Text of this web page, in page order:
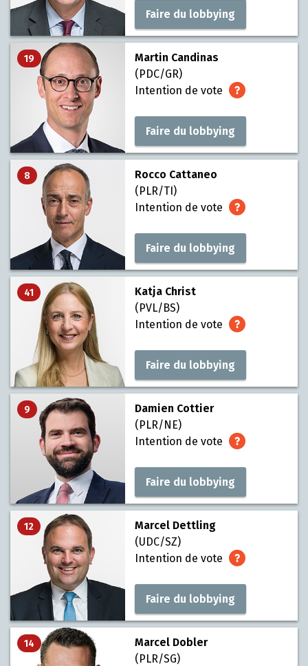
Faire du lobbying
19
Martin Candinas
(PDC/GR)
Intention de vote
Faire du lobbying
8
Rocco Cattaneo
(PLR/TI)
Intention de vote
Faire du lobbying
41
Katja Christ
(PVL/BS)
Intention de vote
Faire du lobbying
9
Damien Cottier
(PLR/NE)
Intention de vote
Faire du lobbying
12
Marcel Dettling
(UDC/SZ)
Intention de vote
Faire du lobbying
14
Marcel Dobler
(PLR/SG)